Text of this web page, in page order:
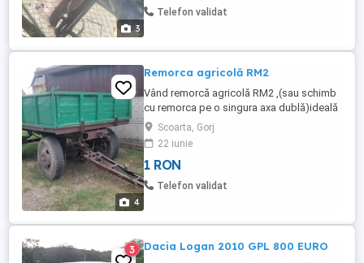
3
Telefon validat
4
Remorca agricolă RM2
Vând remorcă agricolă RM2 ,(sau schimb
cu remorca pe o singura axa dublă)ideală
pentru gospodărie sau ferme. Remorca
este robustă, întreținută și gata de lucru.
Producție 100% românească. Sistem
basculare hidraulic. Sistem frânare
funcțional. Anvelope în stare bună. Podea
Scoarta, Gorj
22 iunie
1 RON
Telefon validat
3 Dacia Logan 2010 GPL 800 EURO